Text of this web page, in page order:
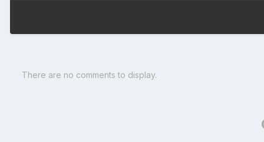
There are no comments to display.